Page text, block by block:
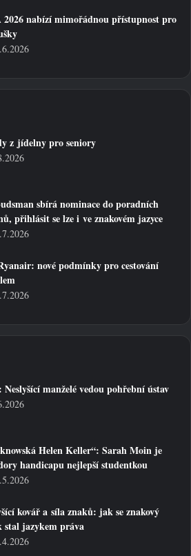
2026 nabízí mimořádnou přístupnost pro
z jídelny pro seniory
sbírá nominace do poradních
přihlásit se lze i ve znakovém jazyce
nové podmínky pro cestování
Neslyšící manželé vedou pohřební ústav
Helen Keller“: Sarah Moin je
handicapu nejlepší studentkou
kovář a síla znaků: jak se znakový
stal jazykem práva